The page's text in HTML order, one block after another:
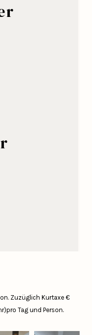
Zuzüglich Kurtaxe €
Tag und Person.